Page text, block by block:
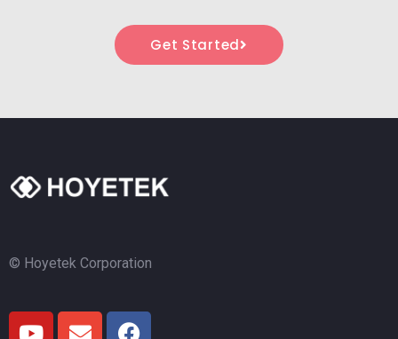
Get Started
© Hoyetek Corporation